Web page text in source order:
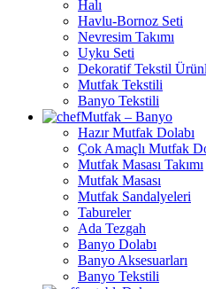
Halı
Havlu-Bornoz Seti
Nevresim Takımı
Uyku Seti
Dekoratif Tekstil
Mutfak Tekstili
Banyo Tekstili
Mutfak – Banyo
Hazır Mutfak Dolabı
Çok Amaçlı Mutfak
Mutfak Masası Takımı
Mutfak Masası
Mutfak Sandalyeleri
Tabureler
Ada Tezgah
Banyo Dolabı
Banyo Aksesuarları
Banyo Tekstili